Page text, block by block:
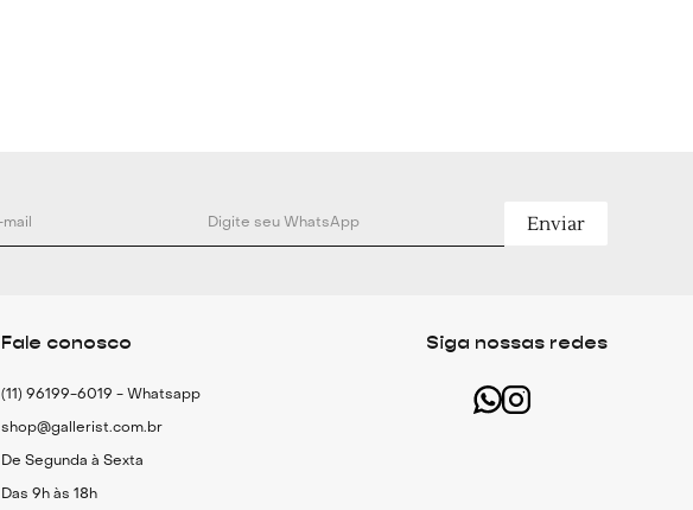
Enviar
Fale conosco
(11) 96199-6019 - Whatsapp
shop@gallerist.com.br
De Segunda à Sexta
Das 9h às 18h
Siga nossas redes